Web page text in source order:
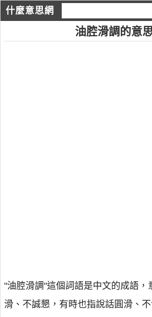
什麼意思網
油腔滑調的意
"油腔滑調"這個詞語是中文的成語，
滑、不誠懇，有時也指說話圓滑、